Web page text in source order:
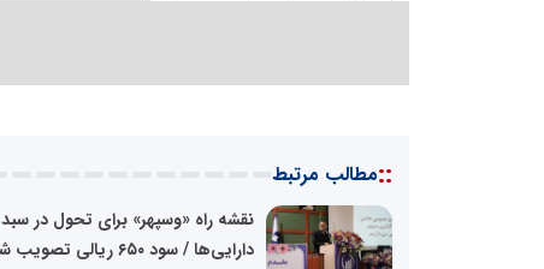
::مطالب مرتبط
نقشه راه «وسپهر» برای تحول در سبد
دارایی‌ها / سود ۶۵۰ ریالی تصویب شد